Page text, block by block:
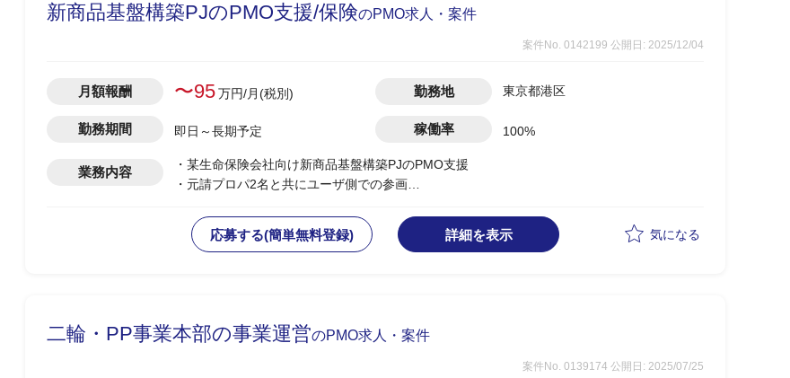
新商品基盤構築PJのPMO支援/保険のPMO求人・案件
案件No. 0142199 公開日: 2025/12/04
月額報酬 〜95万円/月(税別) 勤務地 東京都港区
勤務期間 即日～長期予定 稼働率 100%
業務内容
・某生命保険会社向け新商品基盤構築PJのPMO支援
・元請プロパ2名と共にユーザ側での参画
・まずは、提案申込領域の開発システムが対象スコープ(コンセプト：ペーパーレス対応、マ
項を自他チームの承認を取りながらフットワーク軽く推進
※非機能要件などは、現行システムから踏襲するため新要件は少ない模様
応募する(簡単無料登録) 詳細を表示 気になる
二輪・PP事業本部の事業運営のPMO求人・案件
案件No. 0139174 公開日: 2025/07/25